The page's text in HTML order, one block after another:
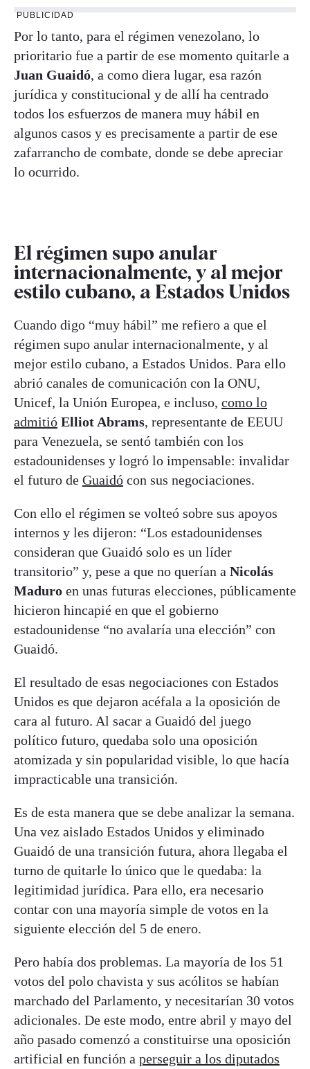
PUBLICIDAD
Por lo tanto, para el régimen venezolano, lo
prioritario fue a partir de ese momento quitarle a
Juan Guaidó, a como diera lugar, esa razón
jurídica y constitucional y de allí ha centrado
todos los esfuerzos de manera muy hábil en
algunos casos y es precisamente a partir de ese
zafarrancho de combate, donde se debe apreciar
lo ocurrido.
El régimen supo anular
internacionalmente, y al mejor
estilo cubano, a Estados Unidos
Cuando digo “muy hábil” me refiero a que el
régimen supo anular internacionalmente, y al
mejor estilo cubano, a Estados Unidos. Para ello
abrió canales de comunicación con la ONU,
Unicef, la Unión Europea, e incluso, como lo
admitió Elliot Abrams, representante de EEUU
para Venezuela, se sentó también con los
estadounidenses y logró lo impensable: invalidar
el futuro de Guaidó con sus negociaciones.
Con ello el régimen se volteó sobre sus apoyos
internos y les dijeron: “Los estadounidenses
consideran que Guaidó solo es un líder
transitorio” y, pese a que no querían a Nicolás
Maduro en unas futuras elecciones, públicamente
hicieron hincapié en que el gobierno
estadounidense “no avalaría una elección” con
Guaidó.
El resultado de esas negociaciones con Estados
Unidos es que dejaron acéfala a la oposición de
cara al futuro. Al sacar a Guaidó del juego
político futuro, quedaba solo una oposición
atomizada y sin popularidad visible, lo que hacía
impracticable una transición.
Es de esta manera que se debe analizar la semana.
Una vez aislado Estados Unidos y eliminado
Guaidó de una transición futura, ahora llegaba el
turno de quitarle lo único que le quedaba: la
legitimidad jurídica. Para ello, era necesario
contar con una mayoría simple de votos en la
siguiente elección del 5 de enero.
Pero había dos problemas. La mayoría de los 51
votos del polo chavista y sus acólitos se habían
marchado del Parlamento, y necesitarían 30 votos
adicionales. De este modo, entre abril y mayo del
año pasado comenzó a constituirse una oposición
artificial en función a perseguir a los diputados